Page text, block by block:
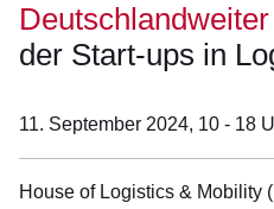
Deutschlandweiter
der Start-ups in
11. September 2024, 10 - 18
House of Logistics & Mobility